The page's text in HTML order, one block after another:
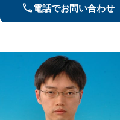
電話でお問い合わせ